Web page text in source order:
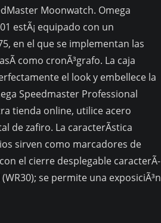
Moonwatch. Omega
estÃ¡ equipado con un
en el que se implementan las
como cronÃ³grafo. La caja
el look y embellece la
Speedmaster Professional
tienda online, utilice acero
de zafiro. La caracterÃ­stica
sirven como marcadores de
el cierre desplegable caracterÃ­
se permite una exposiciÃ³n